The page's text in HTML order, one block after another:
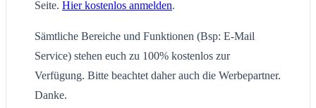
Seite. Hier kostenlos anmelden.
Sämtliche Bereiche und Funktionen (Bsp: E-Mail
Service) stehen euch zu 100% kostenlos zur
Verfügung. Bitte beachtet daher auch die Werbepartner.
Danke.